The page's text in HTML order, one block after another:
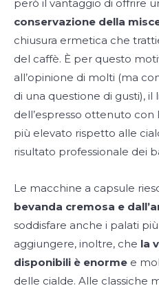
però il vantaggio di offrire
conservazione della
chiusura ermetica che
del caffè. È per questo
all’opinione di molti (ma
di una questione di gusti), il
dell’espresso ottenuto
più elevato rispetto alle
risultato professionale dei
Le macchine a capsule
bevanda cremosa e
soddisfare anche i palati più
aggiungere, inoltre, che la
disponibili è enorme e
delle cialde. Alle classiche